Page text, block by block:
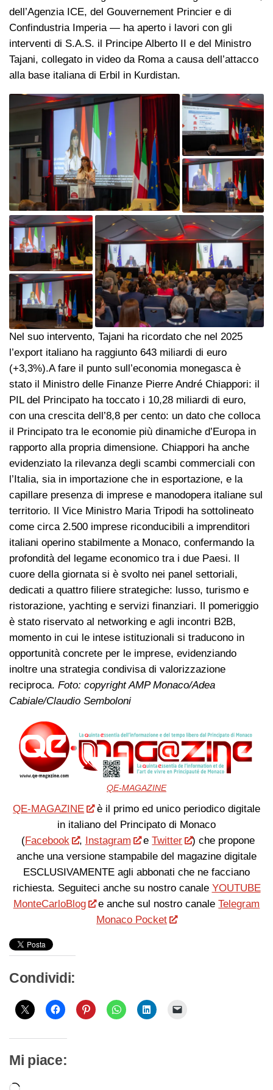
dell’​Agenzia ICE, del Gouvernement Princier e di
Confindustria Imperia — ha aperto i lavori con gli
interventi di S.A.S. il Principe Alberto II e del Ministro
Tajani, collegato in video da Roma a causa dell’attacco
alla base italiana di Erbil in Kurdistan.
Nel suo intervento, Tajani ha ricordato che nel 2025
l’export italiano ha raggiunto 643 miliardi di euro
(+3,3%).A fare il punto sull’economia monegasca è
stato il Ministro delle Finanze Pierre André Chiappori: il
PIL del Principato ha toccato i 10,28 miliardi di euro,
con una crescita dell’8,8 per cento: un dato che colloca
il Principato tra le economie più dinamiche d’Europa in
rapporto alla propria dimensione. Chiappori ha anche
evidenziato la rilevanza degli scambi commerciali con
l’Italia, sia in importazione che in esportazione, e la
capillare presenza di imprese e manodopera italiane sul
territorio. Il Vice Ministro Maria Tripodi ha sottolineato
come circa 2.500 imprese riconducibili a imprenditori
italiani operino stabilmente a Monaco, confermando la
profondità del legame economico tra i due Paesi. Il
cuore della giornata si è svolto nei panel settoriali,
dedicati a quattro filiere strategiche: lusso, turismo e
ristorazione, yachting e servizi finanziari. Il pomeriggio
è stato riservato al networking e agli incontri B2B,
momento in cui le intese istituzionali si traducono in
opportunità concrete per le imprese, evidenziando
inoltre una strategia condivisa di valorizzazione
reciproca. Foto: copyright AMP Monaco/Adea
Cabiale/Claudio Semboloni
QE-MAGAZINE
QE-MAGAZINE
è il primo ed unico periodico digitale
in italiano del Principato di Monaco
(Facebook , Instagram eTwitter
) che propone
anche una versione stampabile del magazine digitale
ESCLUSIVAMENTE agli abbonati che ne facciano
richiesta. Seguiteci anche su nostro canale YOUTUBE
MonteCarloBlog
e anche sul nostro canaleTelegram
Monaco Pocket
Condividi:
Mi piace: